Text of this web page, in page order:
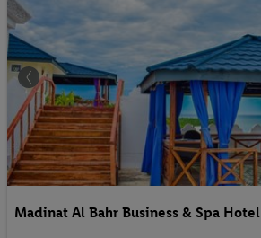
Madinat Al Bahr Business & Spa Hotel